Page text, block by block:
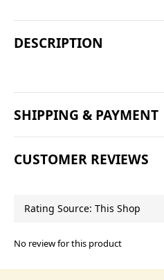
DESCRIPTION
SHIPPING & PAYMENT
CUSTOMER REVIEWS
No review for this product